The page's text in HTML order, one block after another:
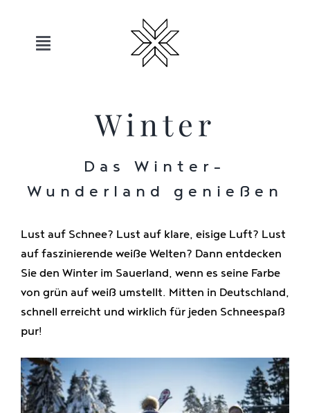
contentToggle
Sauerland
Angebote
Bewegen
Entspannen
Winter
Das Winter-
Wunderland genießen
Lust auf Schnee? Lust auf klare, eisige Luft? Lust
auf faszinierende weiße Welten? Dann entdecken
Sie den Winter im Sauerland, wenn es seine Farbe
von grün auf weiß umstellt. Mitten in Deutschland,
schnell erreicht und wirklich für jeden Schneespaß
pur!